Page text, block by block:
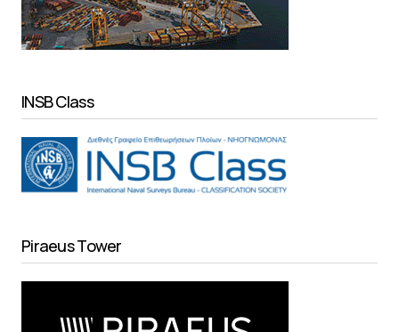
INSB Class
Piraeus Tower